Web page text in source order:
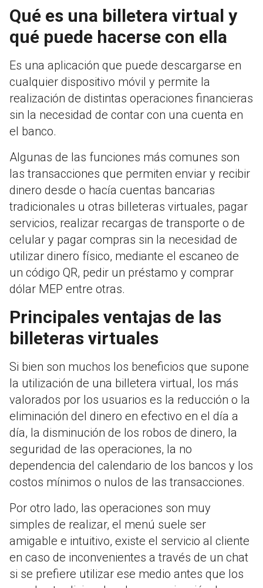
Qué es una billetera virtual y
qué puede hacerse con ella
Es una aplicación que puede descargarse en
cualquier dispositivo móvil y permite la
realización de distintas operaciones financieras
sin la necesidad de contar con una cuenta en
el banco.
Algunas de las funciones más comunes son
las transacciones que permiten enviar y recibir
dinero desde o hacía cuentas bancarias
tradicionales u otras billeteras virtuales, pagar
servicios, realizar recargas de transporte o de
celular y pagar compras sin la necesidad de
utilizar dinero físico, mediante el escaneo de
un código QR, pedir un préstamo y comprar
dólar MEP entre otras.
Principales ventajas de las
billeteras virtuales
Si bien son muchos los beneficios que supone
la utilización de una billetera virtual, los más
valorados por los usuarios es la reducción o la
eliminación del dinero en efectivo en el día a
día, la disminución de los robos de dinero, la
seguridad de las operaciones, la no
dependencia del calendario de los bancos y los
costos mínimos o nulos de las transacciones.
Por otro lado, las operaciones son muy
simples de realizar, el menú suele ser
amigable e intuitivo, existe el servicio al cliente
en caso de inconvenientes a través de un chat
si se prefiere utilizar ese medio antes que los